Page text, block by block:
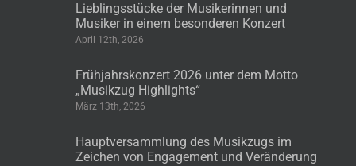
Lieblingsstücke der Musikerinnen und
Musiker in einem besonderen Konzert
April 12th, 2026
Frühjahrskonzert 2026 unter dem Motto
„Musikzug Highlights“
März 13th, 2026
Hauptversammlung des Musikzugs im
Zeichen von Engagement und Veränderung